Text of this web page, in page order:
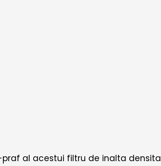
al acestui filtru de inalta